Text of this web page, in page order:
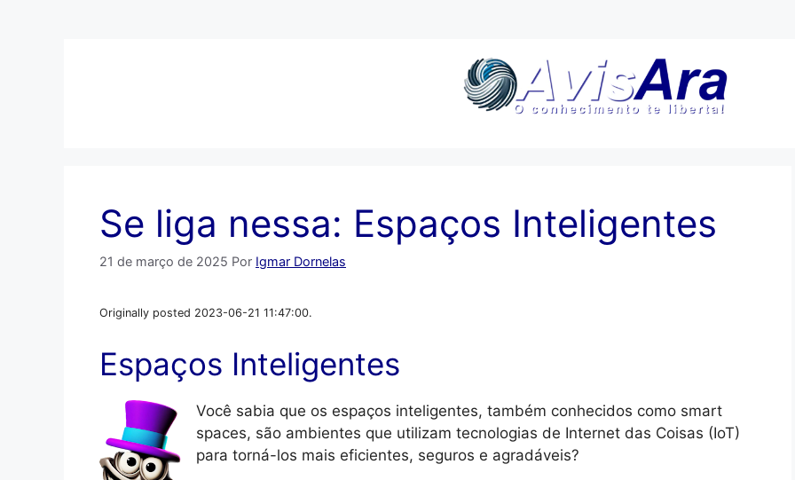
Se liga nessa: Espaços Inteligentes
21 de março de 2025 Por Igmar Dornelas
Originally posted 2023-06-21 11:47:00.
Espaços Inteligentes
Você sabia que os espaços inteligentes, também conhecidos como smart
spaces, são ambientes que utilizam tecnologias de Internet das Coisas (IoT)
para torná-los mais eficientes, seguros e agradáveis?